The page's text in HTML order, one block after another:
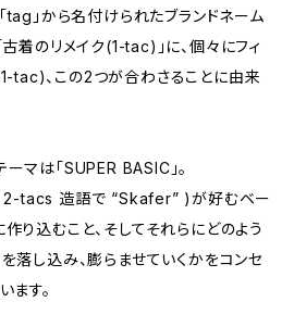
」から名付けられたブランドネーム
古着のリメイク(1-tac)」に、個々にフィ
tac)、この2つが合わさることに由来
マは「SUPER BASIC」。
2-tacs 造語で “Skafer” )が好むベー
り込むこと、そしてそれらにどのよう
落し込み、膨らませていくかをコンセ
ます。